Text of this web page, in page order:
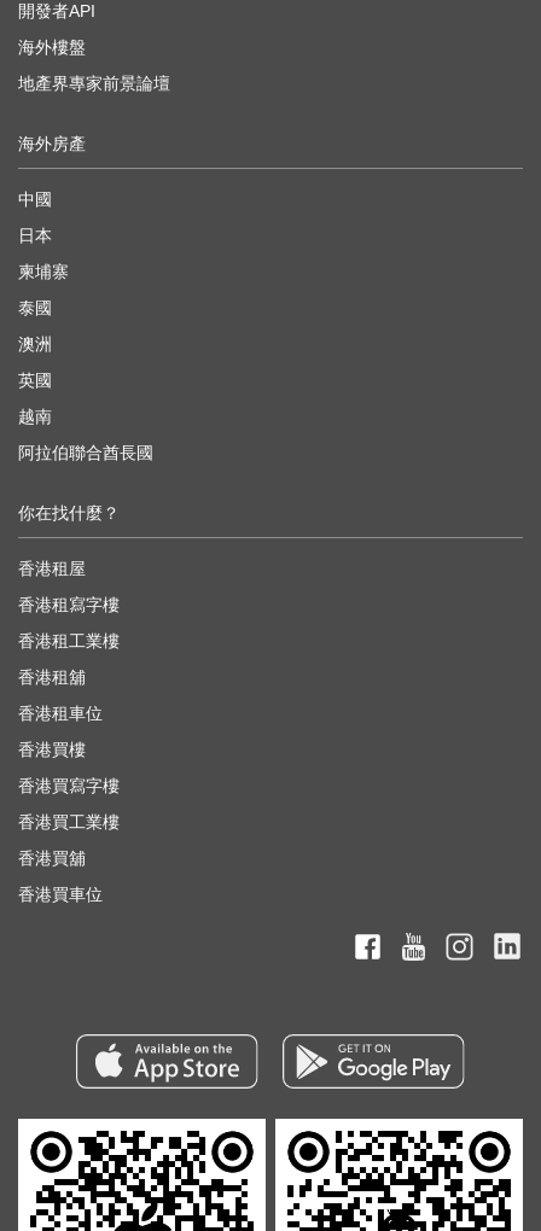
開發者API
海外樓盤
地產界專家前景論壇
海外房產
中國
日本
柬埔寨
泰國
澳洲
英國
越南
阿拉伯聯合酋長國
你在找什麼？
香港租屋
香港租寫字樓
香港租工業樓
香港租舖
香港租車位
香港買樓
香港買寫字樓
香港買工業樓
香港買舖
香港買車位